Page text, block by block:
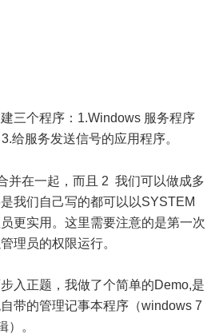
三个程序：1.Windows 服务程序
给服务发送信号的应用程序。
并在一起，而且 2 我们可以做成多
我们自己写的都可以以SYSTEM
更实用。这里需要注意的是第一次
理员的权限运行。
入正题，我做了个简单的Demo,是
带的管理记事本程序（windows 7
）。